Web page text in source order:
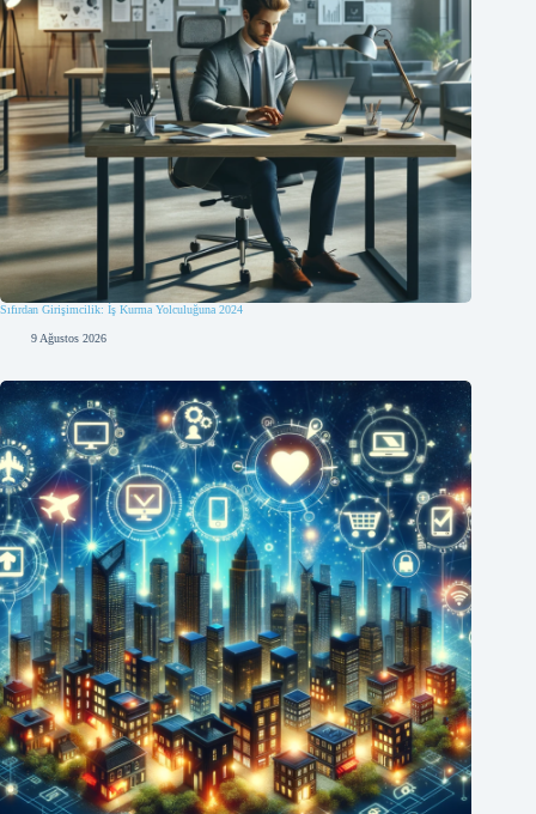
Sıfırdan Girişimcilik: İş Kurma Yolculuğuna 2024
9 Ağustos 2026